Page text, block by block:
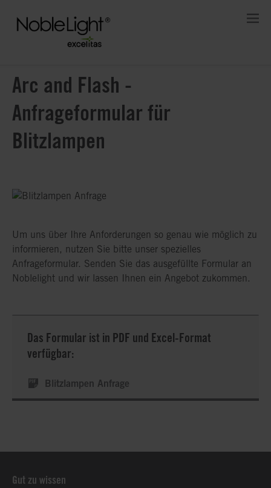
Arc and Flash -
Anfrageformular für
Blitzlampen
Um uns über Ihre Anforderungen so genau wie möglich zu
informieren, nutzen Sie bitte unser spezielles
Anfrageformular. Senden Sie das ausgefüllte Formular an
Noblelight und wir lassen Ihnen ein Angebot zukommen.
Das Formular ist in PDF und Excel-Format
verfügbar:
Blitzlampen Anfrage
Gut zu wissen